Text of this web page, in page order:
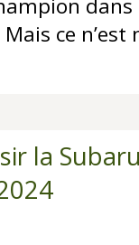
dans
ce n’est
la